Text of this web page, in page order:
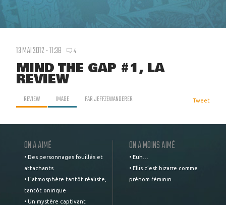
13 MAI 2012 - 11:38 4
MIND THE GAP #1, LA
REVIEW
REVIEW IMAGE PARJEFFZEWANDERER Tweet
ON A AIMÉ
• Des personnages fouillés et
attachants
• L’atmosphère tantôt réaliste,
tantôt onirique
• Un mystère captivant
ON A MOINS AIMÉ
• Euh…
• Ellis c’est bizarre comme
prénom féminin